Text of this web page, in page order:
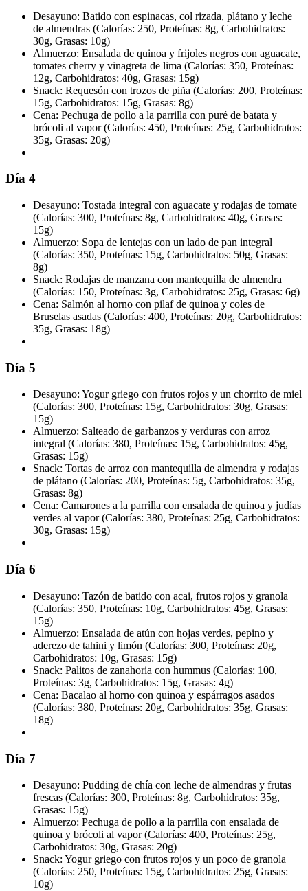
Desayuno: Batido con espinacas, col rizada, plátano y leche
de almendras (Calorías: 250, Proteínas: 8g, Carbohidratos:
30g, Grasas: 10g)
Almuerzo: Ensalada de quinoa y frijoles negros con aguacate,
tomates cherry y vinagreta de lima (Calorías: 350, Proteínas:
12g, Carbohidratos: 40g, Grasas: 15g)
Snack: Requesón con trozos de piña (Calorías: 200, Proteínas:
15g, Carbohidratos: 15g, Grasas: 8g)
Cena: Pechuga de pollo a la parrilla con puré de batata y
brócoli al vapor (Calorías: 450, Proteínas: 25g, Carbohidratos:
35g, Grasas: 20g)
Día 4
Desayuno: Tostada integral con aguacate y rodajas de tomate
(Calorías: 300, Proteínas: 8g, Carbohidratos: 40g, Grasas:
15g)
Almuerzo: Sopa de lentejas con un lado de pan integral
(Calorías: 350, Proteínas: 15g, Carbohidratos: 50g, Grasas:
8g)
Snack: Rodajas de manzana con mantequilla de almendra
(Calorías: 150, Proteínas: 3g, Carbohidratos: 25g, Grasas: 6g)
Cena: Salmón al horno con pilaf de quinoa y coles de
Bruselas asadas (Calorías: 400, Proteínas: 20g, Carbohidratos:
35g, Grasas: 18g)
Día 5
Desayuno: Yogur griego con frutos rojos y un chorrito de miel
(Calorías: 300, Proteínas: 15g, Carbohidratos: 30g, Grasas:
15g)
Almuerzo: Salteado de garbanzos y verduras con arroz
integral (Calorías: 380, Proteínas: 15g, Carbohidratos: 45g,
Grasas: 15g)
Snack: Tortas de arroz con mantequilla de almendra y rodajas
de plátano (Calorías: 200, Proteínas: 5g, Carbohidratos: 35g,
Grasas: 8g)
Cena: Camarones a la parrilla con ensalada de quinoa y judías
verdes al vapor (Calorías: 380, Proteínas: 25g, Carbohidratos:
30g, Grasas: 15g)
Día 6
Desayuno: Tazón de batido con acai, frutos rojos y granola
(Calorías: 350, Proteínas: 10g, Carbohidratos: 45g, Grasas:
15g)
Almuerzo: Ensalada de atún con hojas verdes, pepino y
aderezo de tahini y limón (Calorías: 300, Proteínas: 20g,
Carbohidratos: 10g, Grasas: 15g)
Snack: Palitos de zanahoria con hummus (Calorías: 100,
Proteínas: 3g, Carbohidratos: 15g, Grasas: 4g)
Cena: Bacalao al horno con quinoa y espárragos asados
(Calorías: 380, Proteínas: 20g, Carbohidratos: 35g, Grasas:
18g)
Día 7
Desayuno: Pudding de chía con leche de almendras y frutas
frescas (Calorías: 300, Proteínas: 8g, Carbohidratos: 35g,
Grasas: 15g)
Almuerzo: Pechuga de pollo a la parrilla con ensalada de
quinoa y brócoli al vapor (Calorías: 400, Proteínas: 25g,
Carbohidratos: 30g, Grasas: 20g)
Snack: Yogur griego con frutos rojos y un poco de granola
(Calorías: 250, Proteínas: 15g, Carbohidratos: 25g, Grasas:
10g)